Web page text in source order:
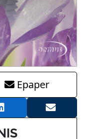
Epaper